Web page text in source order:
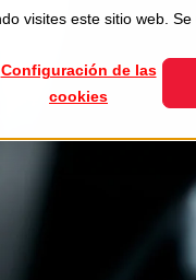
visites este sitio web.
Configuración de las
cookies